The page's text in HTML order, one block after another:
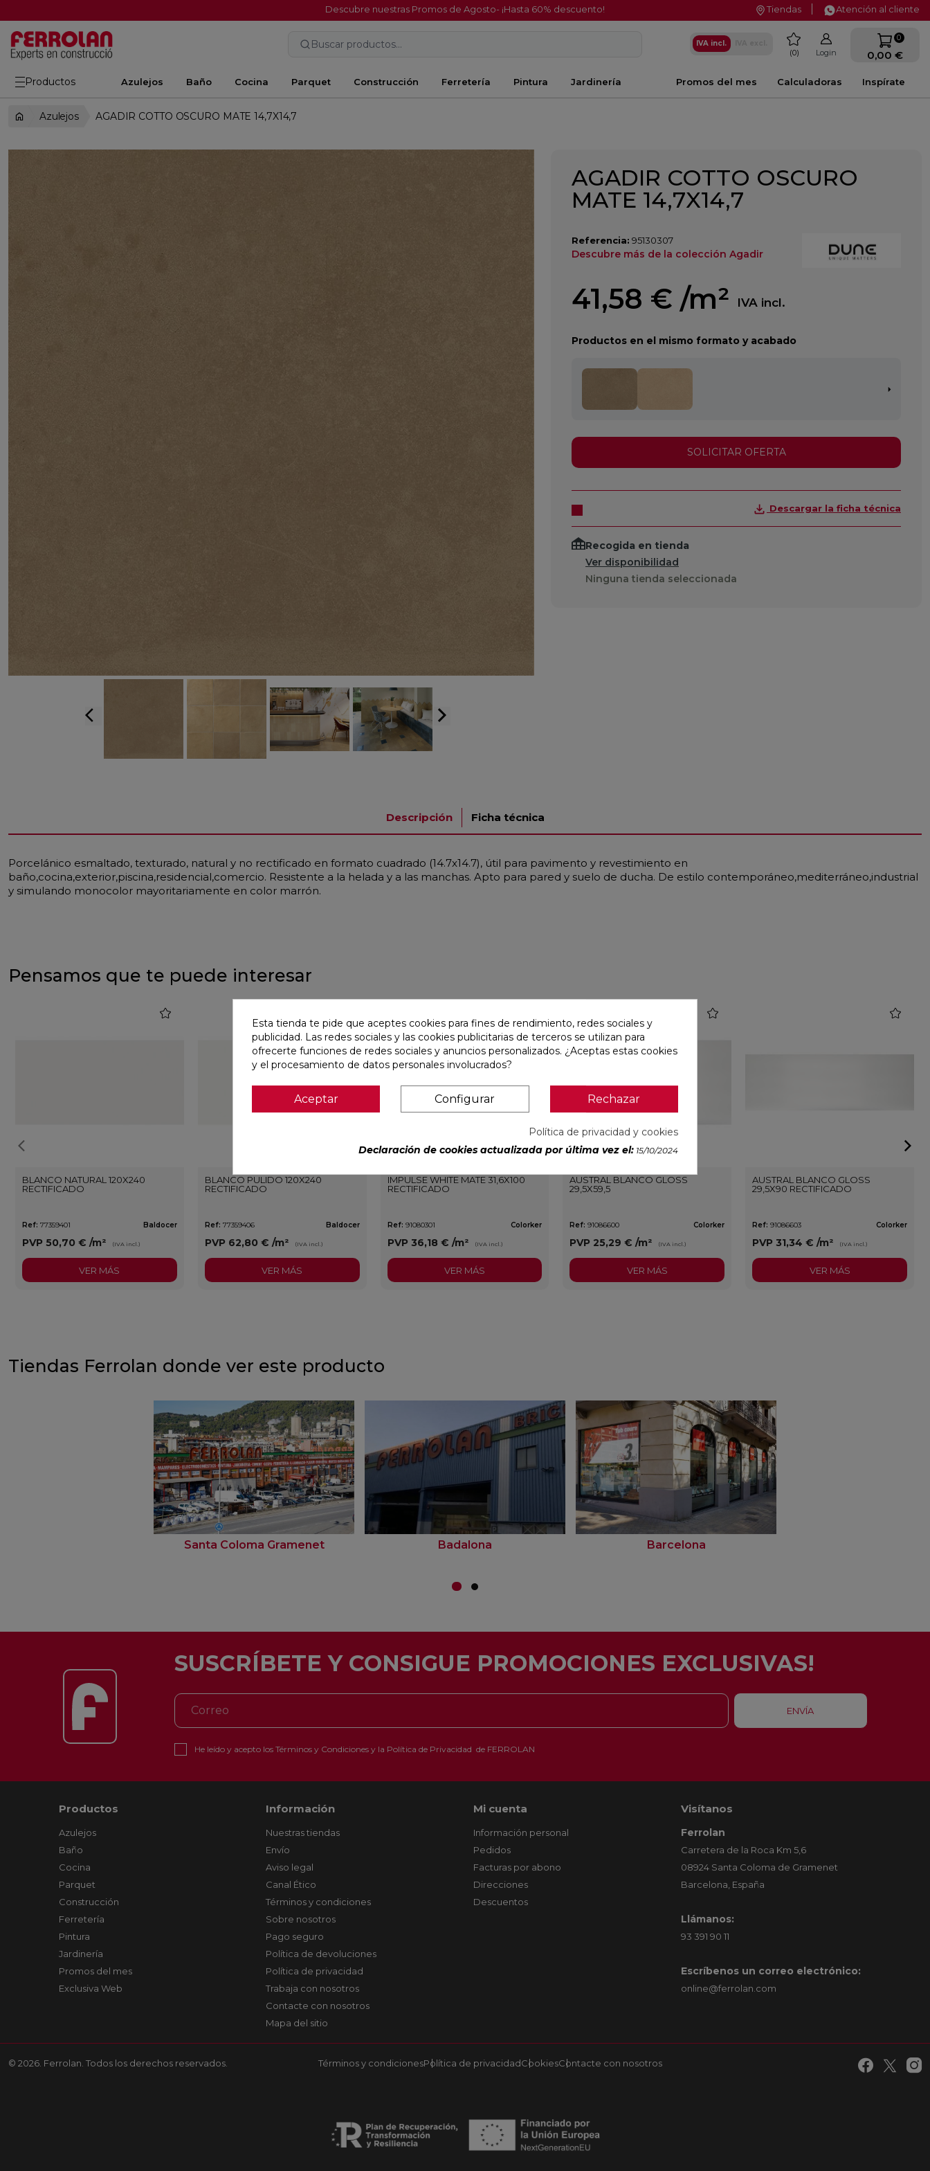
Descubre nuestras Promos de Agosto- ¡Hasta 60% descuento! Tiendas Atención al cliente
Buscar productos... IVA incl. favorite
0 Login
0
0,00 €
Productos Azulejos Baño Cocina Parquet Construcción Ferretería Pintura Jardinería Inspírate
Calculadoras
Promos del mes
Azulejos AGADIR COTTO OSCURO MATE 14,7X14,7
arrow_back_ios arrow_forward_ios
AGADIR COTTO OSCURO
MATE 14,7X14,7
Referencia: 95130307
Descubre más de la colección Agadir
41,58 € /m² IVA incl.
Productos en el mismo formato y acabado
SOLICITAR OFERTA
Descargar la ficha técnica
Recogida en tienda
Ver disponibilidad
Ninguna tienda seleccionada
Descripción Ficha técnica
Porcelánico esmaltado, texturado, natural y no rectificado en formato cuadrado (14.7x14.7), útil para pavimento y revestimiento en
baño,cocina,exterior,piscina,residencial,comercio. Resistente a la helada y a las manchas. Apto para pared y suelo de ducha. De estilo contemporáneo,mediterráneo,industrial
y simulando monocolor mayoritariamente en color marrón.
Pensamos que te puede interesar
BLANCO NATURAL 120X240
RECTIFICADO
Ref: 77359401 Baldocer
PVP 50,70 € /m² (IVA incl.)
favorite
VER MÁS
BLANCO PULIDO 120X240
RECTIFICADO
Ref: 77359406 Baldocer
PVP 62,80 € /m² (IVA incl.)
VER MÁS
IMPULSE WHITE MATE 31,6X100
RECTIFICADO
Ref: 91080301 Colorker
PVP 36,18 € /m² (IVA incl.)
VER MÁS
AUSTRAL BLANCO GLOSS
29,5X59,5
Ref: 91086600 Colorker
PVP 25,29 €/m² (IVA incl.)
VER MÁS
AUSTRAL BLANCO GLOSS
29,5X90 RECTIFICADO
Ref: 91086603 Colorker
PVP 31,34 €/m² (IVA incl.)
favorite
VER MÁS
Tiendas Ferrolan donde ver este producto
Santa Coloma Gramenet Badalona Barcelona
SUSCRÍBETE Y CONSIGUE PROMOCIONES EXCLUSIVAS!
He leído y acepto los Términos y Condicionesy la Política de Privacidad de FERROLAN
Productos
Azulejos
Baño
Cocina
Parquet
Construcción
Ferretería
Pintura
Jardinería
Promos del mes
Exclusiva Web
Información
Nuestras tiendas
Envío
Aviso legal
Canal Ético
Términos y condiciones
Sobre nosotros
Pago seguro
Política de devoluciones
Política de privacidad
Trabaja con nosotros
Contacte con nosotros
Mapa del sitio
Mi cuenta
Información personal
Pedidos
Facturas por abono
Direcciones
Descuentos
Visítanos
Ferrolan
Carretera de la Roca Km 5,6
08924 Santa Coloma de Gramenet
Barcelona, España
Llámanos:
93 391 90 11
Escríbenos un correo electrónico:
online@ferrolan.com
© 2026. Ferrolan. Todos los derechos reservados. Términos y condicionesPolítica de privacidadCookiesContacte con nosotros
Esta tienda te pide que aceptes cookies para fines de rendimiento, redes sociales y
publicidad. Las redes sociales y las cookies publicitarias de terceros se utilizan para
ofrecerte funciones de redes sociales y anuncios personalizados. ¿Aceptas estas cookies
y el procesamiento de datos personales involucrados?
Aceptar Configurar Rechazar
Política de privacidad y cookies
Declaración de cookies actualizada por última vez el: 15/10/2024